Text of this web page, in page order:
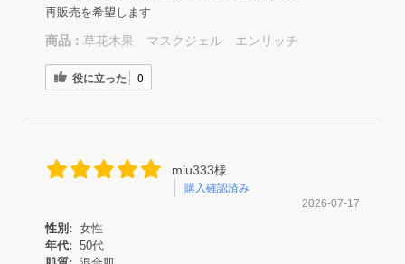
再販売を希望します
商品： 草花木果 マスクジェル エンリッチ
役に立った 0
miu333様
購入確認済み
2026-07-17
性別: 女性
年代: 50代